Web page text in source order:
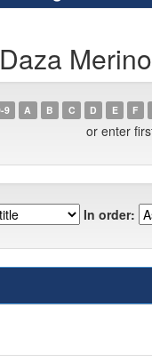
9 A B C D E F
or enter
In order: